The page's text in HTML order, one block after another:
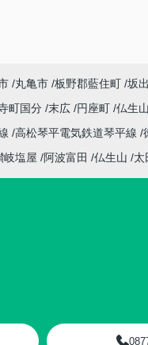
丸亀市 板野郡藍住町 坂
町国分 末広 円座町 仏生
高松琴平電気鉄道琴平線
岐塩屋 阿波富田 仏生山 太